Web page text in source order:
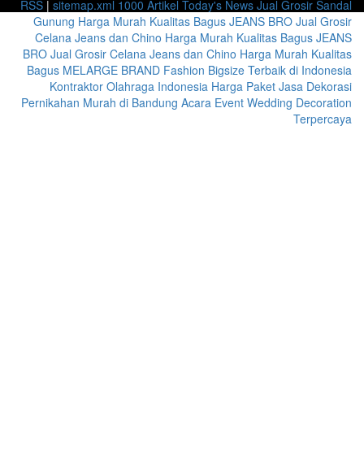
RSS | sitemap.xml 1000 Artikel Today's News Jual Grosir Sandal
Gunung Harga Murah Kualitas Bagus JEANS BRO Jual Grosir
Celana Jeans dan Chino Harga Murah Kualitas Bagus JEANS
BRO Jual Grosir Celana Jeans dan Chino Harga Murah Kualitas
Bagus MELARGE BRAND Fashion Bigsize Terbaik di Indonesia
Kontraktor Olahraga Indonesia Harga Paket Jasa Dekorasi
Pernikahan Murah di Bandung Acara Event Wedding Decoration
Terpercaya